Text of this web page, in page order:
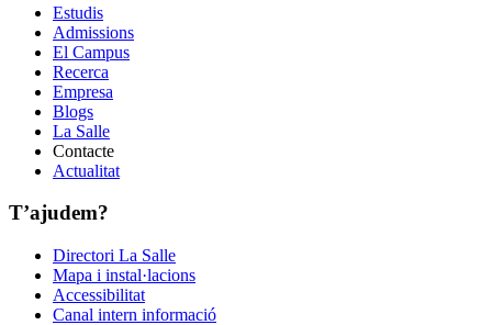
Estudis
Admissions
El Campus
Recerca
Empresa
Blogs
La Salle
Contacte
Actualitat
T’ajudem?
Directori La Salle
Mapa i instal·lacions
Accessibilitat
Canal intern informació